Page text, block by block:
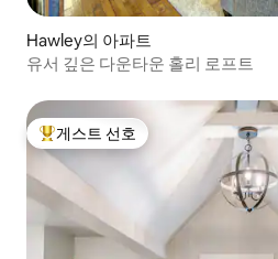
Hawley의 아파트
유서 깊은 다운타운 홀리 로프트
상위 게스트 선호
게스트 선호